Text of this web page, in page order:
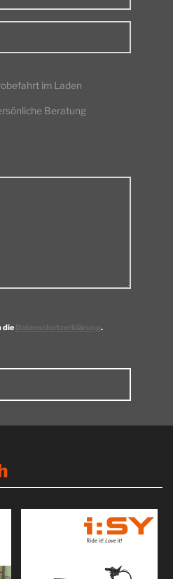
im Laden
Beratung
die Datenschutzerklärung .